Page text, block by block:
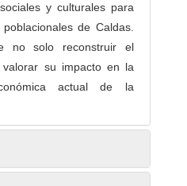
y culturales para
de Caldas.
no solo reconstruir el
valorar su impacto en la
actual de la